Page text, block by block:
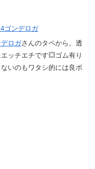
ゴンデロガ
デロガさんのタペから。透
ッチエチです💥ゴム有り
いのもワタシ的には良ポ